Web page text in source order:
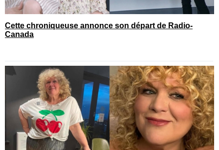
Cette chroniqueuse annonce son départ de Radio-
Canada